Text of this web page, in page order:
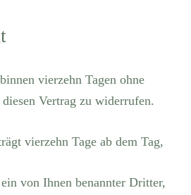
vierzehn Tagen ohne
Vertrag zu widerrufen.
vierzehn Tage ab dem Tag,
von Ihnen benannter Dritter,